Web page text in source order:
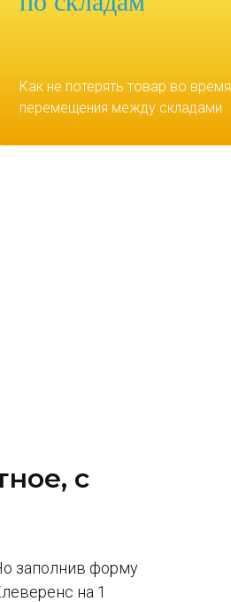
Как не потерять товар во время
перемещения между складами
с
заполнив форму
на 1